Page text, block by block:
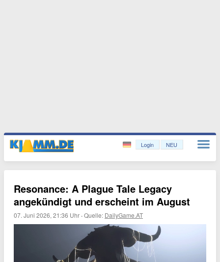
Login NEU
Resonance: A Plague Tale Legacy
angekündigt und erscheint im August
07. Juni 2026, 21:36 Uhr ·Quelle: DailyGame.AT